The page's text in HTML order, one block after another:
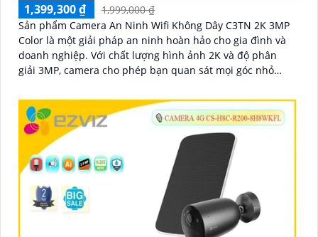
1,399,300 ₫
1,999,000 ₫
Sản phẩm Camera An Ninh Wifi Không Dây C3TN 2K 3MP
Color là một giải pháp an ninh hoàn hảo cho gia đình và
doanh nghiệp. Với chất lượng hình ảnh 2K và độ phân
giải 3MP, camera cho phép bạn quan sát mọi góc nhỏ